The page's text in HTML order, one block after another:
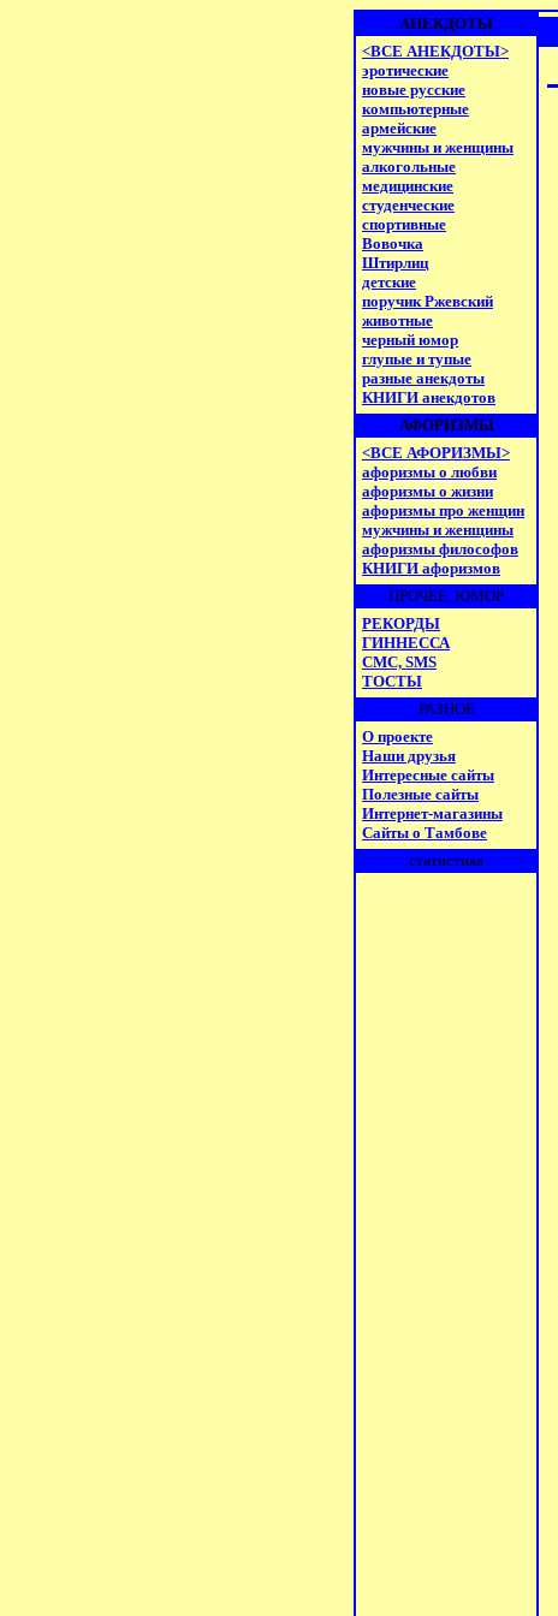
АНЕКДОТЫ
<ВСЕ АНЕКДОТЫ>
эротические
новые русские
компьютерные
армейские
мужчины и женщины
алкогольные
медицинские
студенческие
спортивные
Вовочка
Штирлиц
детские
поручик Ржевский
животные
черный юмор
глупые и тупые
разные анекдоты
КНИГИ анекдотов
АФОРИЗМЫ
<ВСЕ АФОРИЗМЫ>
афоризмы о любви
афоризмы о жизни
афоризмы про женщин
мужчины и женщины
афоризмы философов
КНИГИ афоризмов
ПРОЧЕЕ, ЮМОР
РЕКОРДЫ
ГИННЕССА
СМС, SMS
ТОСТЫ
РАЗНОЕ
О проекте
Наши друзья
Интересные сайты
Полезные сайты
Интернет-магазины
Сайты о Тамбове
статистика